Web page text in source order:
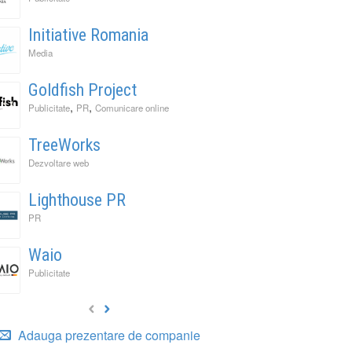
It Back, Pepsi! Nostalgia anilor 2000 devine o
nu mai concurează prin experiențe. Concurează
to Human. Cum construiește George Brand Love
Initiative Romania
Media
Goldfish Project
Publicitate, PR, Comunicare online
TreeWorks
Dezvoltare web
Lighthouse PR
PR
Waio
Publicitate
Adauga prezentare de companie